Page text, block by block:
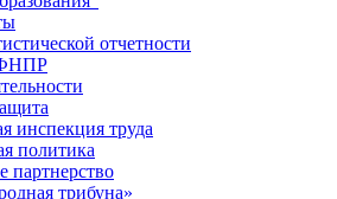
отчетности
инспекция труда
политика
партнерство
трибуна»